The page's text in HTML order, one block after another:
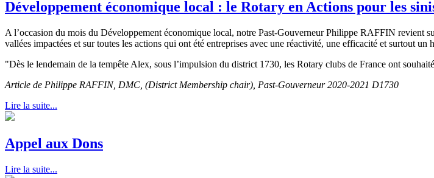
Développement économique local : le Rotary en Actions pour les
A l’occasion du mois du Développement économique local, notre Past-Gouverneur Philippe RAFFIN revient
vallées impactées et sur toutes les actions qui ont été entreprises avec une réactivité, une efficacité et surtout
"Dès le lendemain de la tempête Alex, sous l’impulsion du district 1730, les Rotary clubs de France ont
Article de Philippe RAFFIN, DMC, (District Membership chair), Past-Gouverneur 2020-2021 D1730
Lire la suite...
Appel aux Dons
Lire la suite...